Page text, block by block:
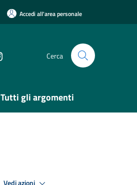
Accedi all'area personale
Cerca
Tutti gli argomenti
Vedi azioni